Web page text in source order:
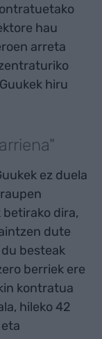
hau
arreta
hiru
ez duela
betirako dira,
dute
besteak
berriek ere
kontratua
hileko 42